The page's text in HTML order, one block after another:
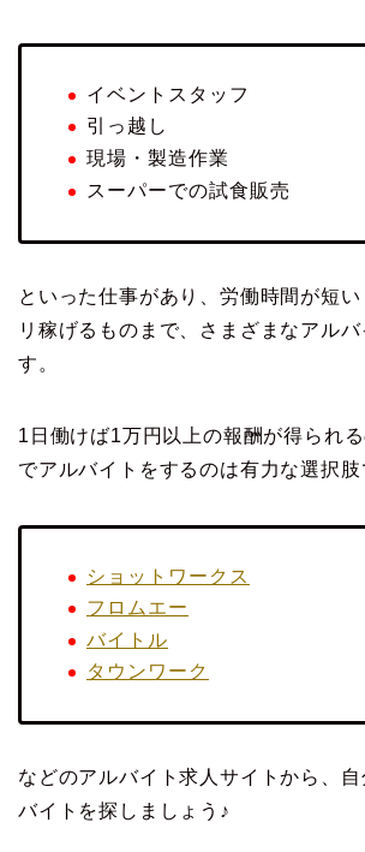
イベントスタッフ
引っ越し
現場・製造作業
スーパーでの試食販売
といった仕事があり、労働時間が短
リ稼げるものまで、さまざまなアルバ
す。
1日働けば1万円以上の報酬が得られ
でアルバイトをするのは有力な選択肢
ショットワークス
フロムエー
バイトル
タウンワーク
などのアルバイト求人サイトから、
バイトを探しましょう♪